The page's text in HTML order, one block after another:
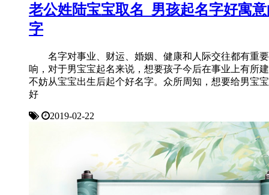
老公姓陆宝宝取名_男孩起名字好寓
字
名字对事业、财运、婚姻、健康和人际交往都有重
响，对于男宝宝起名来说，想要孩子今后在事业上有所
不妨从宝宝出生后起个好名字。众所周知，想要给男宝
好
2019-02-22